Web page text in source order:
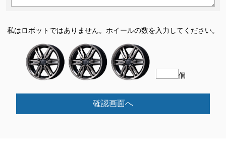
私はロボットではありません。 ホイールの数を入力してください。
個
確認画面へ